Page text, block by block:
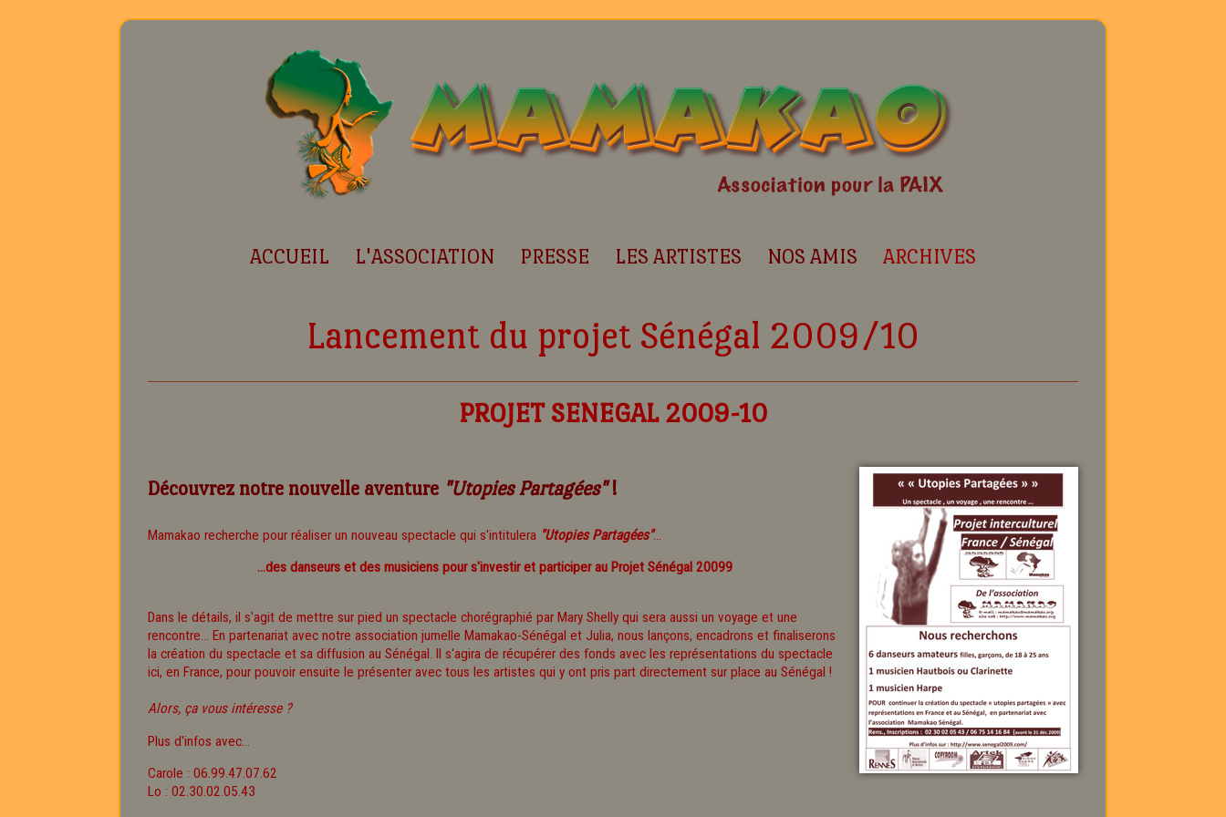
ACCUEIL L'ASSOCIATION PRESSE LES ARTISTES NOS AMIS ARCHIVES
Lancement du projet Sénégal 2009/10
PROJET SENEGAL 2009-10
Découvrez notre nouvelle aventure "Utopies Partagées"!
Mamakao recherche pour réaliser un nouveau spectacle qui s'intitulera "Utopies Partagées"...
...des danseurs et des musiciens pour s'investir et participer au Projet Sénégal 20099
Dans le détails, il s'agit de mettre sur pied un spectacle chorégraphié par Mary Shelly qui sera aussi un voyage et une
rencontre... En partenariat avec notre association jumelle Mamakao-Sénégal et Julia, nous lançons, encadrons et finaliserons
la création du spectacle et sa diffusion au Sénégal. Il s'agira de récupérer des fonds avec les représentations du spectacle
ici, en France, pour pouvoir ensuite le présenter avec tous les artistes qui y ont pris part directement sur place au Sénégal !
Alors, ça vous intéresse ?
Plus d'infos avec...
Carole : 06.99.47.07.62
Lo : 02.30.02.05.43